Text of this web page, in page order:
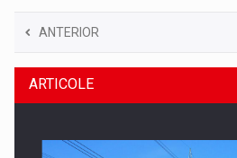
ANTERIOR
ARTICOLE